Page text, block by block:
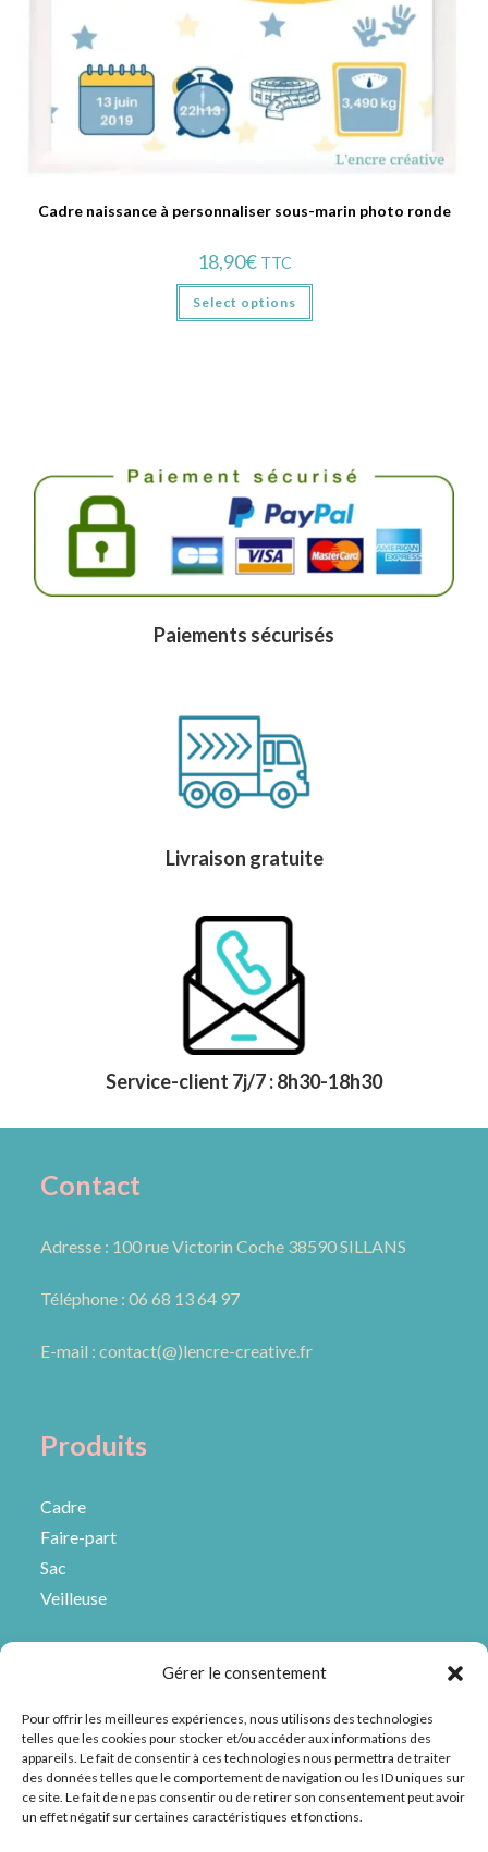
Gérer le consentement
Pour offrir les meilleures expériences, nous utilisons des technologies
telles que les cookies pour stocker et/ou accéder aux informations des
appareils. Le fait de consentir à ces technologies nous permettra de traiter
des données telles que le comportement de navigation ou les ID uniques sur
ce site. Le fait de ne pas consentir ou de retirer son consentement peut avoir
un effet négatif sur certaines caractéristiques et fonctions.
Cadre naissance à personnaliser sous-marin photo ronde
18,90€ TTC
Select options
Paiements sécurisés
Livraison gratuite
Service-client 7j/7 : 8h30-18h30
Contact
Adresse : 100 rue Victorin Coche 38590 SILLANS
Téléphone : 06 68 13 64 97
E-mail : contact(@)lencre-creative.fr
Produits
Cadre
Faire-part
Sac
Veilleuse
Liens utiles
FAQ
Mentions légales
CGV
Contact